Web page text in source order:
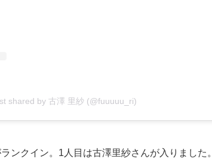
shared by 古澤 里紗 (@fuuuuu_ri)
ンクイン。1人目は古澤里紗さんが入りました。